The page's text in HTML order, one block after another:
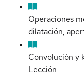
Operaciones
dilatación,
Convolución y
Lección